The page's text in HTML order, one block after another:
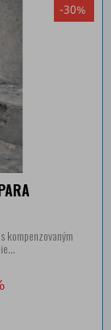
kompenzovaným
-30%